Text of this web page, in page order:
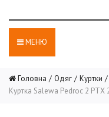
МЕНЮ
Головна Одяг
Куртки
Куртка Salewa Pedroc 2 PTX